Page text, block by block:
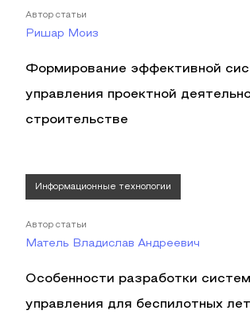
Автор статьи
Ришар Моиз
Формирование эффективной
управления проектной
строительстве
Информационные технологии
Автор статьи
Матель Владислав Андреевич
Особенности разработки систем
управления для беспилотных